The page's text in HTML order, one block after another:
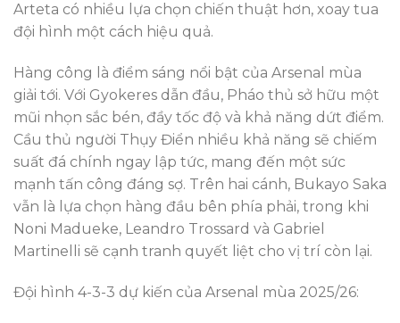
Arteta có nhiều lựa chọn chiến thuật hơn, xoay tua
đội hình một cách hiệu quả.
Hàng công là điểm sáng nổi bật của Arsenal mùa
giải tới. Với Gyokeres dẫn đầu, Pháo thủ sở hữu một
mũi nhọn sắc bén, đầy tốc độ và khả năng dứt điểm.
Cầu thủ người Thụy Điển nhiều khả năng sẽ chiếm
suất đá chính ngay lập tức, mang đến một sức
mạnh tấn công đáng sợ. Trên hai cánh, Bukayo Saka
vẫn là lựa chọn hàng đầu bên phía phải, trong khi
Noni Madueke, Leandro Trossard và Gabriel
Martinelli sẽ cạnh tranh quyết liệt cho vị trí còn lại.
Đội hình 4-3-3 dự kiến của Arsenal mùa 2025/26: